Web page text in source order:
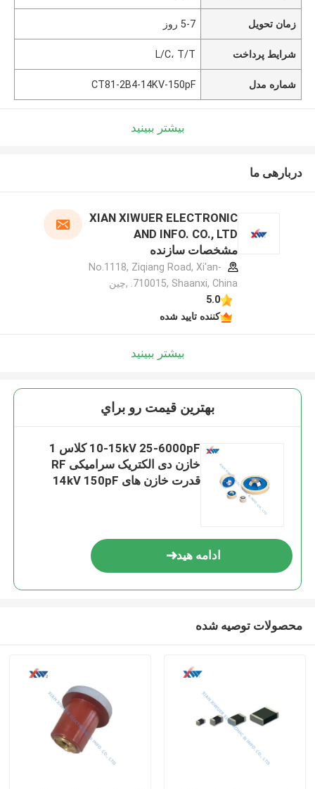
زمان تحویل 5-7 روز
شرایط پرداخت L/C، T/T
شماره مدل CT81-2B4-14KV-150pF
بیشتر ببینید
دربارهی ما
XIAN XIWUER ELECTRONIC
AND INFO. CO., LTD
مشخصات سازنده
No.1118, Ziqiang Road, Xi'an-
710015, Shaanxi, China. ,چین
5.0
کننده تایید شده
بیشتر ببینید
بهترين قيمت رو براي
10-15kV 25-6000pF کلاس 1
خازن دی الکتریک سرامیکی RF
قدرت خازن های 14kV 150pF
ادامه هید
محصولات توصیه شده